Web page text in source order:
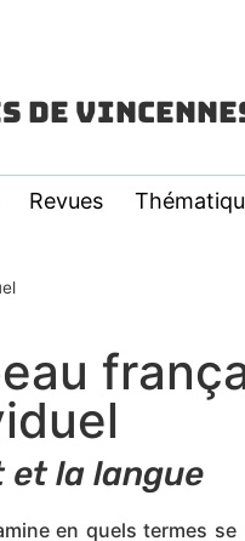
Revues
et la langue
en quels termes